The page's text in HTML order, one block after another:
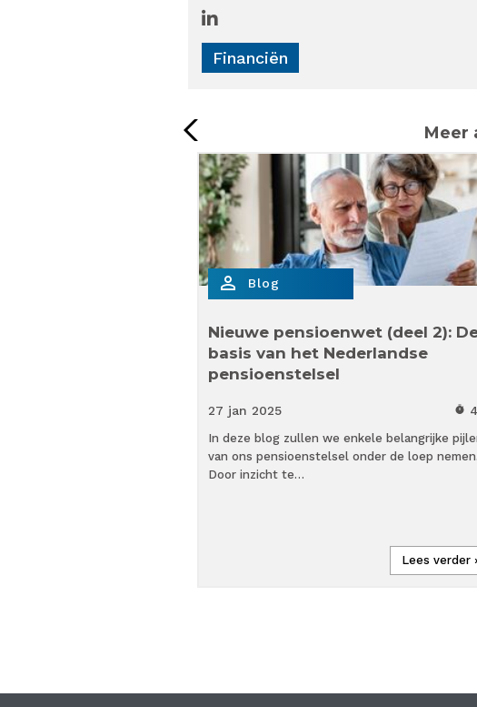
Financiën
Meer
person_outline Blog
Nieuwe pensioenwet (deel 2):
basis van het Nederlandse
pensioenstelsel
27 jan 2025 timer
In deze blog zullen we enkele belangrijke
van ons pensioenstelsel onder de loep nemen.
Door inzicht te…
Lees verder